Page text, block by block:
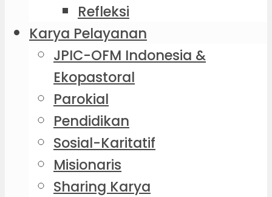
Refleksi
Karya Pelayanan
JPIC-OFM Indonesia &
Ekopastoral
Parokial
Pendidikan
Sosial-Karitatif
Misionaris
Sharing Karya